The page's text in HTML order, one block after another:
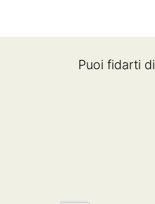
€32.50.€21.52.
Puoi fidarti di